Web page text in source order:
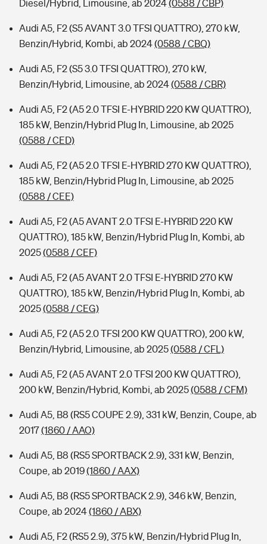
Diesel/Hybrid, Limousine, ab 2024(0588 / CBP)
Audi A5, F2 (S5 AVANT 3.0 TFSI QUATTRO), 270 kW,
Benzin/Hybrid, Kombi, ab 2024(0588 / CBQ)
Audi A5, F2 (S5 3.0 TFSI QUATTRO), 270 kW,
Benzin/Hybrid, Limousine, ab 2024(0588 / CBR)
Audi A5, F2 (A5 2.0 TFSI E-HYBRID 220 KW QUATTRO),
185 kW, Benzin/Hybrid Plug In, Limousine, ab 2025
(0588 / CED)
Audi A5, F2 (A5 2.0 TFSI E-HYBRID 270 KW QUATTRO),
185 kW, Benzin/Hybrid Plug In, Limousine, ab 2025
(0588 / CEE)
Audi A5, F2 (A5 AVANT 2.0 TFSI E-HYBRID 220 KW
QUATTRO), 185 kW, Benzin/Hybrid Plug In, Kombi, ab
2025(0588 / CEF)
Audi A5, F2 (A5 AVANT 2.0 TFSI E-HYBRID 270 KW
QUATTRO), 185 kW, Benzin/Hybrid Plug In, Kombi, ab
2025(0588 / CEG)
Audi A5, F2 (A5 2.0 TFSI 200 KW QUATTRO), 200 kW,
Benzin/Hybrid, Limousine, ab 2025(0588 / CFL)
Audi A5, F2 (A5 AVANT 2.0 TFSI 200 KW QUATTRO),
200 kW, Benzin/Hybrid, Kombi, ab 2025(0588 / CFM)
Audi A5, B8 (RS5 COUPE 2.9), 331 kW, Benzin, Coupe, ab
2017(1860 / AAO)
Audi A5, B8 (RS5 SPORTBACK 2.9), 331 kW, Benzin,
Coupe, ab 2019(1860 / AAX)
Audi A5, B8 (RS5 SPORTBACK 2.9), 346 kW, Benzin,
Coupe, ab 2024(1860 / ABX)
Audi A5, F2 (RS5 2.9), 375 kW, Benzin/Hybrid Plug In,